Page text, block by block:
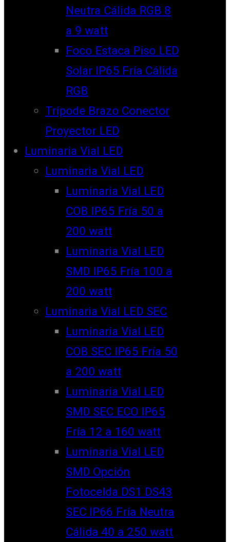
Neutra Cálida RGB 8
a 9 watt
Foco Estaca Piso LED
Solar IP65 Fría Cálida
RGB
Trípode Brazo Conector
Proyector LED
Luminaria Vial LED
Luminaria Vial LED
Luminaria Vial LED
COB IP65 Fría 50 a
200 watt
Luminaria Vial LED
SMD IP65 Fría 100 a
200 watt
Luminaria Vial LED SEC
Luminaria Vial LED
COB SEC IP65 Fría 50
a 200 watt
Luminaria Vial LED
SMD SEC ECO IP65
Fría 12 a 160 watt
Luminaria Vial LED
SMD Opción
Fotocelda DS1 DS43
SEC IP66 Fría Neutra
Cálida 40 a 250 watt